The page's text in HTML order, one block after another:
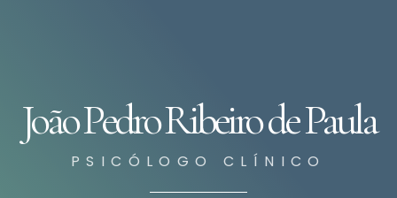
João Pedro Ribeiro de Paula
PSICÓLOGO CLÍNICO